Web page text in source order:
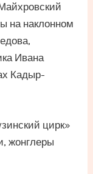
на наклонном
Ивана
Кадыр-
цирк»
жонглеры